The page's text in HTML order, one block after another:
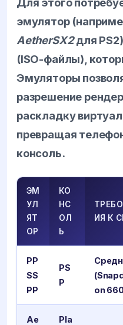
эмулятор
AetherSX2для
(ISO-файлы),
Эмуляторы
разрешение
раскладку
превращая
консоль.
ЭМ
УЛ
ЯТ
ОР
КО
НС
ОЛ
Ь
ИЯ К
PP
SS
PP
PS
P
on
Ae
Pla